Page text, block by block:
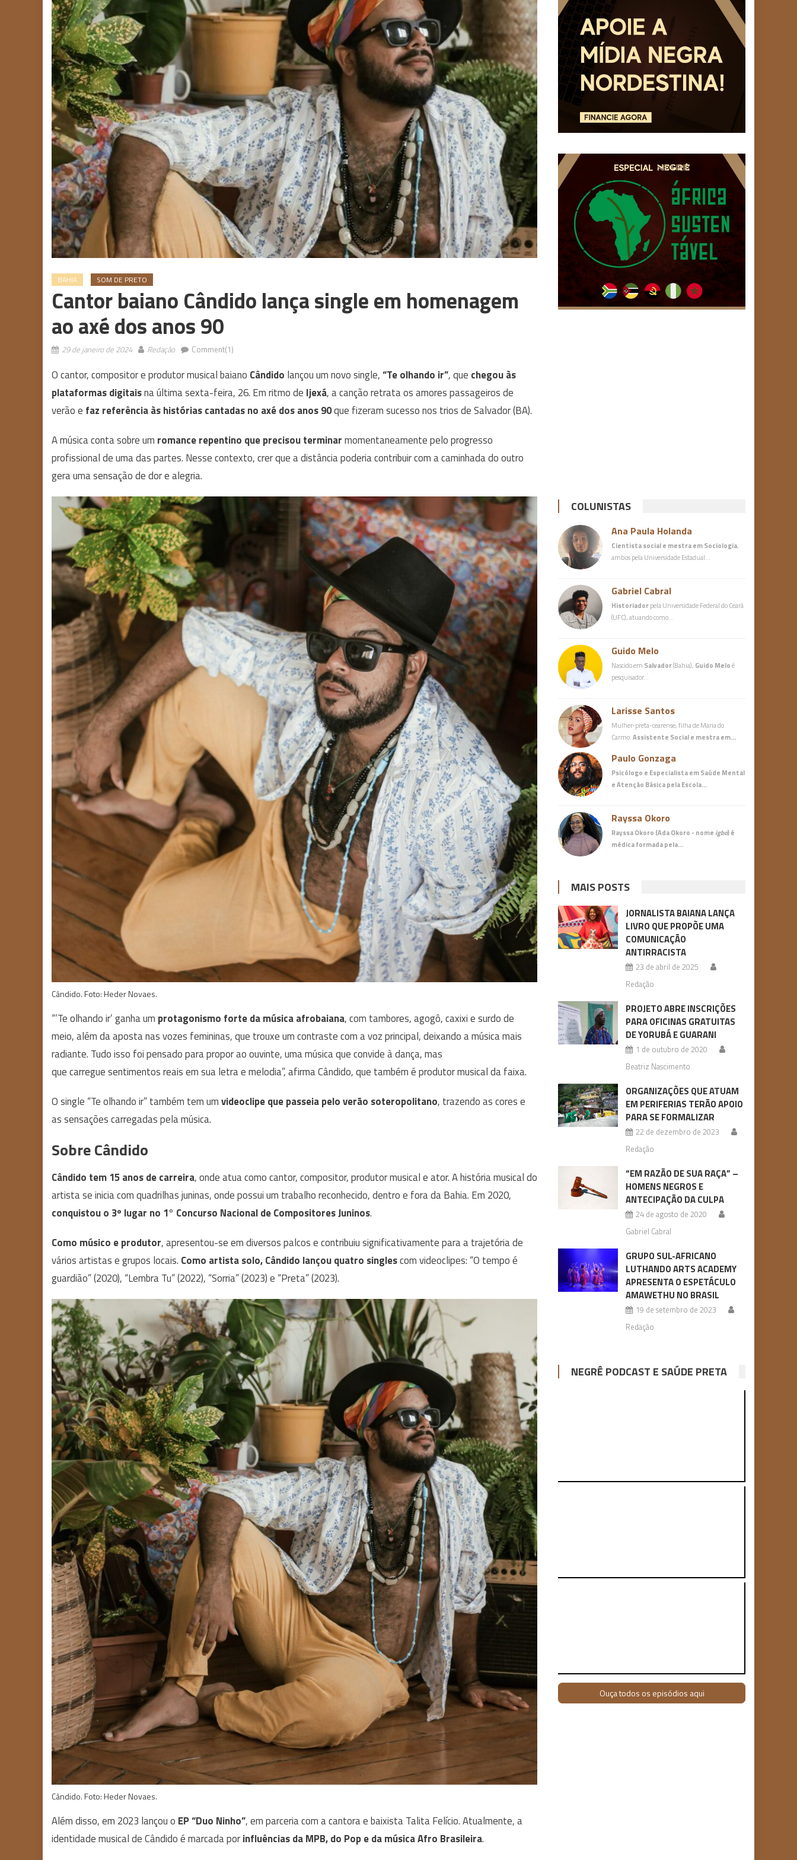
BAHIA SOM DE PRETO
Cantor baiano Cândido lança single em homenagem
ao axé dos anos 90
29 de janeiro de 2024 Redação Comment(1)
O cantor, compositor e produtor musical baiano Cândido lançou um novo single,“Te olhando ir”, que chegou às
plataformas digitaisna última sexta-feira, 26. Em ritmo de Ijexá, a canção retrata os amores passageiros de
verão e faz referência às histórias cantadas no axé dos anos 90que fizeram sucesso nos trios de Salvador (BA).
A música conta sobre um romance repentino que precisou terminarmomentaneamente pelo progresso
profissional de uma das partes. Nesse contexto, crer que a distância poderia contribuir com a caminhada do outro
gera uma sensação de dor e alegria.
Cândido. Foto: Heder Novaes.
“’Te olhando ir’ ganha um protagonismo forte da música afrobaiana, com tambores, agogô, caxixi e surdo de
meio, além da aposta nas vozes femininas, que trouxe um contraste com a voz principal, deixando a música mais
radiante. Tudo isso foi pensado para propor ao ouvinte, uma música que convide à dança, mas
que carregue sentimentos reais em sua letra e melodia”, afirma Cândido, que também é produtor musical da faixa.
O single “Te olhando ir” também tem umvideoclipe que passeia pelo verão soteropolitano, trazendo as cores e
as sensações carregadas pela música.
Sobre Cândido
Cândido tem 15 anos de carreira, onde atua como cantor, compositor, produtor musical e ator. A história musical do
artista se inicia com quadrilhas juninas, onde possui um trabalho reconhecido, dentro e fora da Bahia. Em 2020,
conquistou o 3º lugar no 1° Concurso Nacional de Compositores Juninos.
Como músico e produtor, apresentou-se em diversos palcos e contribuiu significativamente para a trajetória de
vários artistas e grupos locais. Como artista solo, Cândido lançou quatro singlescom videoclipes: “O tempo é
guardião” (2020), “Lembra Tu” (2022), “Sorria” (2023) e “Preta” (2023).
Cândido. Foto: Heder Novaes.
Além disso, em 2023 lançou o EP “Duo Ninho”, em parceria com a cantora e baixista Talita Felício. Atualmente, a
identidade musical de Cândido é marcada porinfluências da MPB, do Pop e da música Afro Brasileira.
COLUNISTAS
Ana Paula Holanda
Cientista social e mestra em Sociologia,
ambos pela Universidade Estadual…
Gabriel Cabral
Historiadorpela Universidade Federal do Ceará
(UFC), atuando como…
Guido Melo
Nascido em Salvador(Bahia), Guido Meloé
pesquisador…
Larisse Santos
Mulher-preta-cearense, filha de Maria do
Carmo.Assistente Social e mestra em…
Paulo Gonzaga
Psicólogo e Especialista em Saúde Mental
e Atenção Básicapela Escola…
Rayssa Okoro
Rayssa Okoro (Ada Okoro - nome igbo) é
médicaformada pela…
MAIS POSTS
JORNALISTA BAIANA LANÇA
LIVRO QUE PROPÕE UMA
COMUNICAÇÃO
ANTIRRACISTA
23 de abril de 2025
Redação
PROJETO ABRE INSCRIÇÕES
PARA OFICINAS GRATUITAS
DE YORUBÁ E GUARANI
1 de outubro de 2020
Beatriz Nascimento
ORGANIZAÇÕES QUE ATUAM
EM PERIFERIAS TERÃO APOIO
PARA SE FORMALIZAR
22 de dezembro de 2023
Redação
“EM RAZÃO DE SUA RAÇA” –
HOMENS NEGROS E
ANTECIPAÇÃO DA CULPA
24 de agosto de 2020
Gabriel Cabral
GRUPO SUL-AFRICANO
LUTHANDO ARTS ACADEMY
APRESENTA O ESPETÁCULO
AMAWETHU NO BRASIL
19 de setembro de 2023
Redação
NEGRÊ PODCAST E SAÚDE PRETA
Ouça todos os episódios aqui